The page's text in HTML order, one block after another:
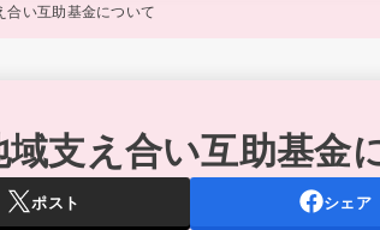
合い互助基金について
支え合い互助基金
ポスト シェア